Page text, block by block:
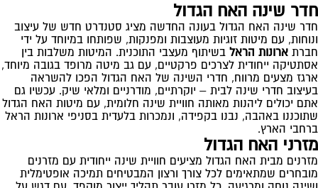
חדר שינה האח הגדול
חדר שינה האח הגדול בעונה החדשה מציג סטנדרט חדש של עיצוב
ונוחות, עם מיטות זוגיות מעוצבות ומפנקות, שפותחו במיוחד על ידי
חברת ארונות הראל בשיתוף מעצבי התוכנית. המיטות משלבות בין
אסתטיקה ייחודית לצרכים פרקטיים, עם גב מיטה מרופד בגובה מיוחד,
ארגז מצעים מרווח, חדרי השינה של האח הגדול הפכו להשראה
בעיצוב חדרי שינה לבית – יוקרתיים, מודרניים ומלאי שיק. עכשיו גם
אתם יכולים ליהנות מאותה חוויית שינה חלומית, עם מיטות האח הגדול
שתוכננו באהבה, נבנו בקפידה, ונמכרות בלעדית בסניפי ארונות הראל
ברחבי הארץ.
מזרני האח הגדול
מזרנים מבית האח הגדול מציעים חוויית שינה ייחודית עם מזרנים
מובחרים שמתאימים לכל צורך ורצון המבטיחים תמיכה אופטימלית